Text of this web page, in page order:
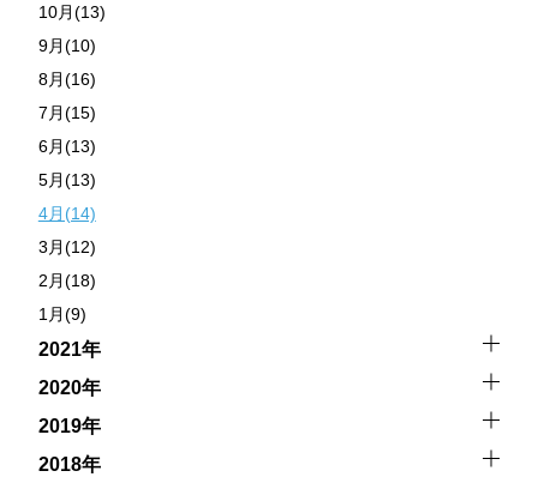
10月(13)
9月(10)
8月(16)
7月(15)
6月(13)
5月(13)
4月(14)
3月(12)
2月(18)
1月(9)
2021年
2020年
2019年
2018年